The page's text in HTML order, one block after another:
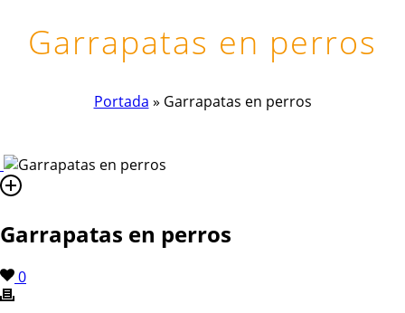
Garrapatas en perros
Portada » Garrapatas en perros
Garrapatas en perros
0